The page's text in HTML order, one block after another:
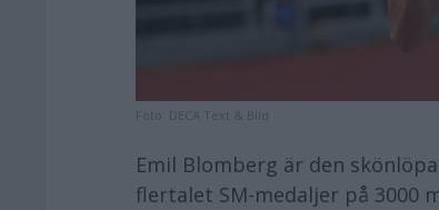
Foto: DECA Text & Bild
Emil Blomberg är den
flertalet SM-medaljer på 3000